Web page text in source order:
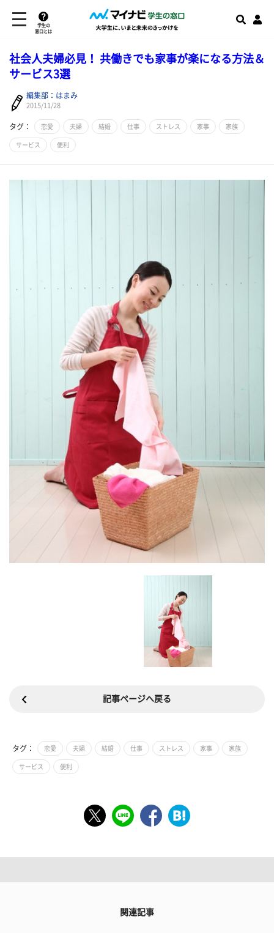
学生の
窓口とは
社会人夫婦必見！ 共働きでも家事が楽になる方法＆
サービス3選
編集部：はまみ
2015/11/28
タグ： 恋愛 夫婦 結婚 仕事 ストレス 家事 家族
サービス 便利
記事ページへ戻る
タグ： 恋愛 夫婦 結婚 仕事 ストレス 家事 家族
サービス 便利
関連記事